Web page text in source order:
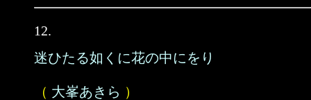
12.
迷ひたる如くに花の中にをり
（ 大峯あきら ）